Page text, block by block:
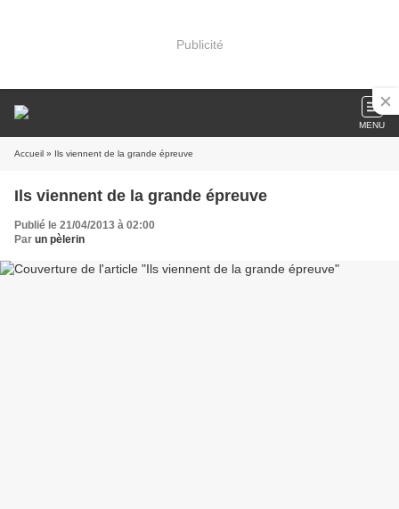
Publicité
MENU
Accueil » Ils viennent de la grande épreuve
Ils viennent de la grande épreuve
Publié le 21/04/2013 à 02:00
Par un pèlerin